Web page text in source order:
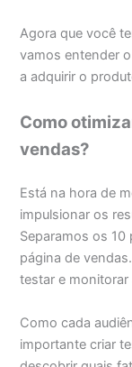
Agora que você
vamos entender
a adquirir o
Como
vendas?
Está na hora de
impulsionar os
Separamos os 10
página de
testar e
Como cada
importante criar